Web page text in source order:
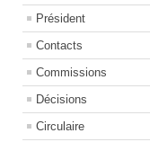
Président
Contacts
Commissions
Décisions
Circulaire